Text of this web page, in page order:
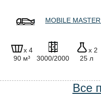
MOBILE
x 4
90 м³
3000/2000
x 2
25 л
Все